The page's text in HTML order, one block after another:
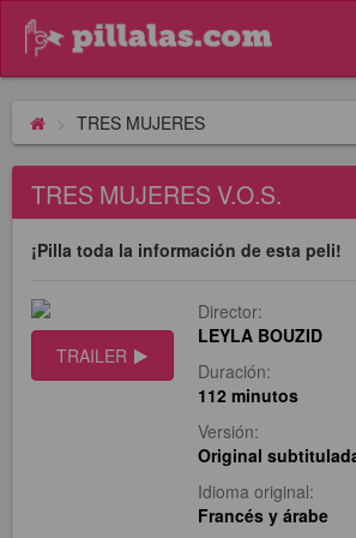
TRES MUJERES
TRES MUJERES V.O.S.
¡Pilla toda la información de esta peli!
TRAILER
Director:
LEYLA BOUZID
Duración:
112 minutos
Versión:
Original
Idioma original:
Francés y árabe